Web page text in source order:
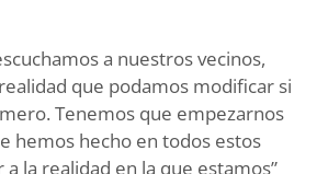
a nuestros vecinos,
que podamos modificar si
Tenemos que empezarnos
hemos hecho en todos estos
a la realidad en la que estamos”